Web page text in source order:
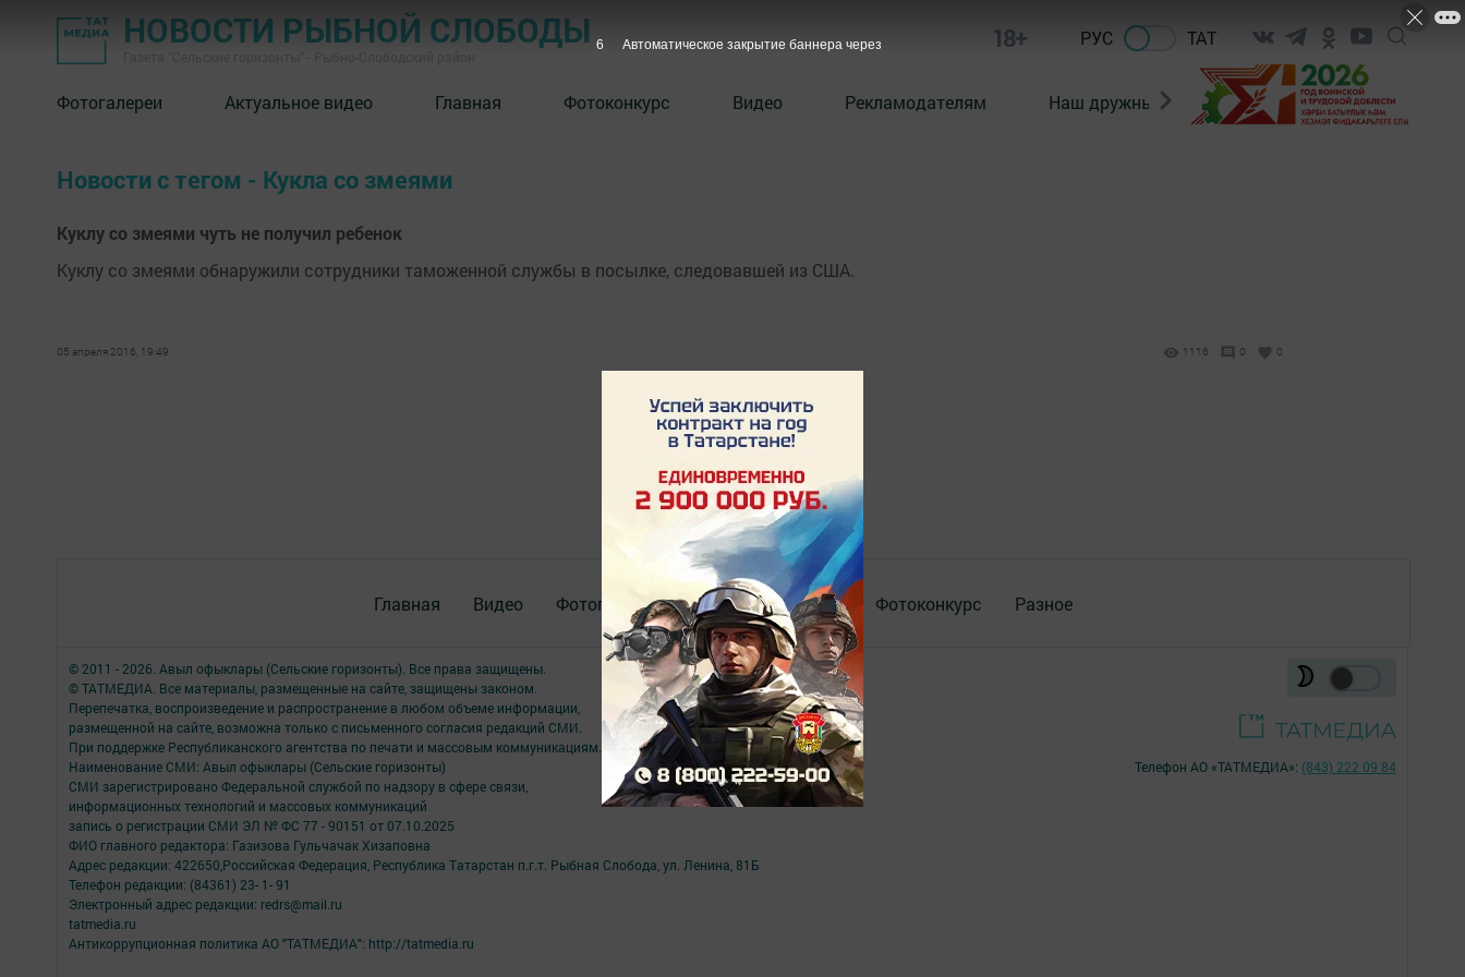
НОВОСТИ РЫБНОЙ СЛОБОДЫ 18+ РУС ТАТ
Фотогалереи Актуальное видео Главная Фотоконкурс Видео Рекламодателям Наш дружный коллектив Документы
Новости с тегом - Кукла со змеями
Куклу со змеями чуть не получил ребенок
Куклу со змеями обнаружили сотрудники таможенной службы в посылке, следовавшей из США.
05 апреля 2016, 19:49 1116 0 0
Главная Видео Фотогалереи Актуальное видео Фотоконкурс Разное
© 2011 - 2026. Авыл офыклары (Сельские горизонты). Все права защищены.
© ТАТМЕДИА. Все материалы, размещенные на сайте, защищены законом.
Перепечатка, воспроизведение и распространение в любом объеме информации,
размещенной на сайте, возможна только с письменного согласия редакций СМИ.
При поддержке Республиканского агентства по печати и массовым коммуникациям.
Наименование СМИ: Авыл офыклары (Сельские горизонты)
СМИ зарегистрировано Федеральной службой по надзору в сфере связи,
информационных технологий и массовых коммуникаций
запись о регистрации СМИ ЭЛ № ФС 77 - 90151 от 07.10.2025
ФИО главного редактора: Газизова Гульчачак Хизаповна
Адрес редакции: 422650,Российская Федерация, Республика Татарстан п.г.т. Рыбная Слобода, ул. Ленина, 81Б
Телефон редакции: (84361) 23- 1- 91
Электронный адрес редакции: redrs@mail.ru
tatmedia.ru
Антикоррупционная политика АО "ТАТМЕДИА": http://tatmedia.ru
Телефон АО «ТАТМЕДИА»: (843) 222 09 84
6 Автоматическое закрытие баннера через